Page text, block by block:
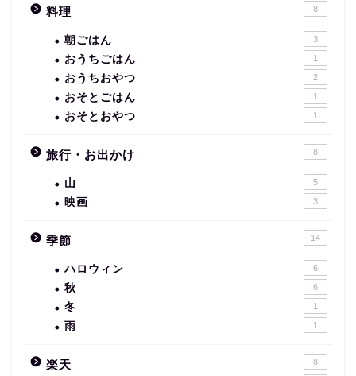
料理 8
朝ごはん 3
おうちごはん 1
おうちおやつ 2
おそとごはん 1
おそとおやつ 1
旅行・お出かけ 8
山 5
映画 3
季節 14
ハロウィン 6
秋 6
冬 1
雨 1
楽天 8